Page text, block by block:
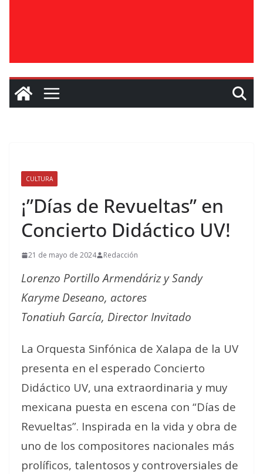
CULTURA
¡”Días de Revueltas” en
Concierto Didáctico UV!
21 de mayo de 2024 Redacción
Lorenzo Portillo Armendáriz y Sandy
Karyme Deseano, actores
Tonatiuh García, Director Invitado
La Orquesta Sinfónica de Xalapa de la UV
presenta en el esperado Concierto
Didáctico UV, una extraordinaria y muy
mexicana puesta en escena con “Días de
Revueltas”. Inspirada en la vida y obra de
uno de los compositores nacionales más
prolíficos, talentosos y controversiales de